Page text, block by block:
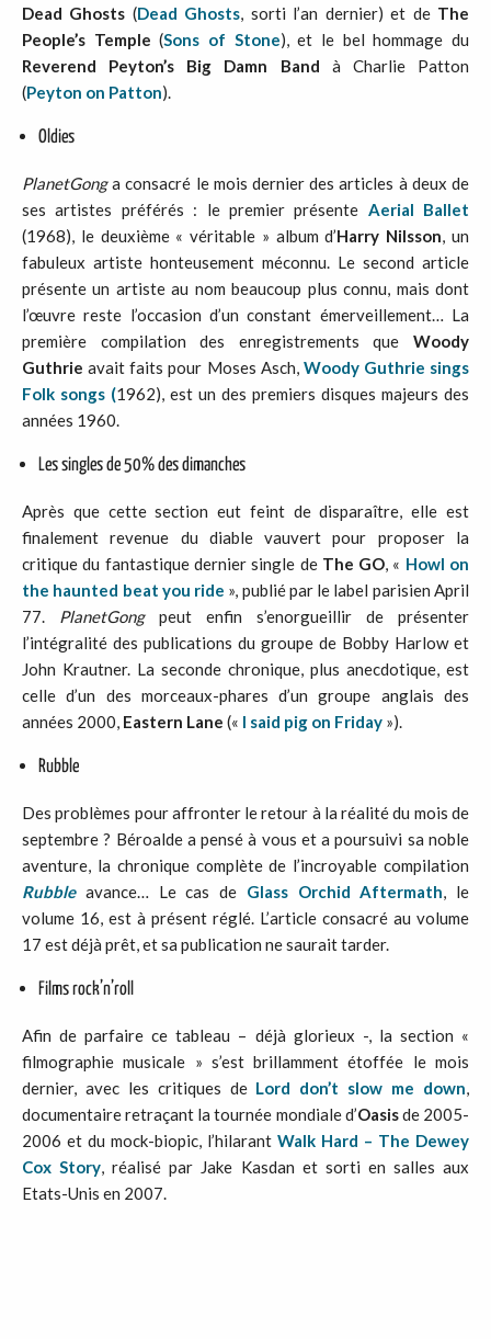
Dead Ghosts (Dead Ghosts, sorti l’an dernier) et de The
People’s Temple (Sons of Stone), et le bel hommage du
Reverend Peyton’s Big Damn Band à Charlie Patton
(Peyton on Patton).
Oldies
PlanetGonga consacré le mois dernier des articles à deux de
ses artistes préférés : le premier présente Aerial Ballet
(1968), le deuxième « véritable » album d’Harry Nilsson, un
fabuleux artiste honteusement méconnu. Le second article
présente un artiste au nom beaucoup plus connu, mais dont
l’œuvre reste l’occasion d’un constant émerveillement… La
première compilation des enregistrements que Woody
Guthrie avait faits pour Moses Asch, Woody Guthrie sings
Folk songs (1962), est un des premiers disques majeurs des
années 1960.
Les singles de 50% des dimanches
Après que cette section eut feint de disparaître, elle est
finalement revenue du diable vauvert pour proposer la
critique du fantastique dernier single de The GO, « Howl on
the haunted beat you ride », publié par le label parisien April
77. PlanetGongpeut enfin s’enorgueillir de présenter
l’intégralité des publications du groupe de Bobby Harlow et
John Krautner. La seconde chronique, plus anecdotique, est
celle d’un des morceaux-phares d’un groupe anglais des
années 2000, Eastern Lane (« I said pig on Friday »).
Rubble
Des problèmes pour affronter le retour à la réalité du mois de
septembre ? Béroalde a pensé à vous et a poursuivi sa noble
aventure, la chronique complète de l’incroyable compilation
Rubbleavance… Le cas de Glass Orchid Aftermath, le
volume 16, est à présent réglé. L’article consacré au volume
17 est déjà prêt, et sa publication ne saurait tarder.
Films rock’n’roll
Afin de parfaire ce tableau – déjà glorieux -, la section «
filmographie musicale » s’est brillamment étoffée le mois
dernier, avec les critiques de Lord don’t slow me down,
documentaire retraçant la tournée mondiale d’Oasisde 2005-
2006 et du mock-biopic, l’hilarant Walk Hard – The Dewey
Cox Story, réalisé par Jake Kasdan et sorti en salles aux
Etats-Unis en 2007.